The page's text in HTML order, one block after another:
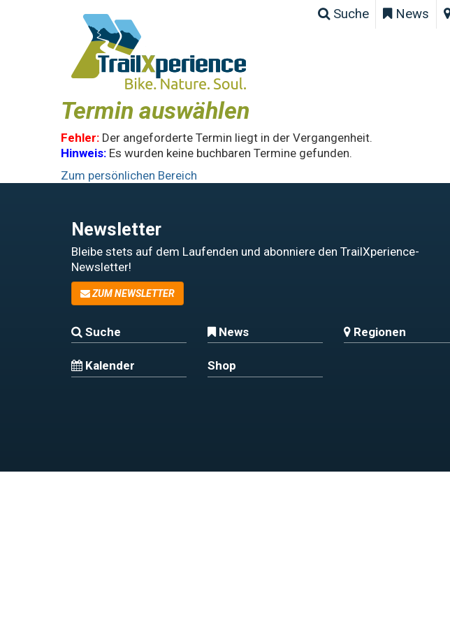
Suche News
Termin auswählen
Fehler: Der angeforderte Termin liegt in der Vergangenheit.
Hinweis: Es wurden keine buchbaren Termine gefunden.
Zum persönlichen Bereich
Newsletter
Bleibe stets auf dem Laufenden und abonniere den TrailXperience-
Newsletter!
ZUM NEWSLETTER
Suche News Regionen
Kalender Shop